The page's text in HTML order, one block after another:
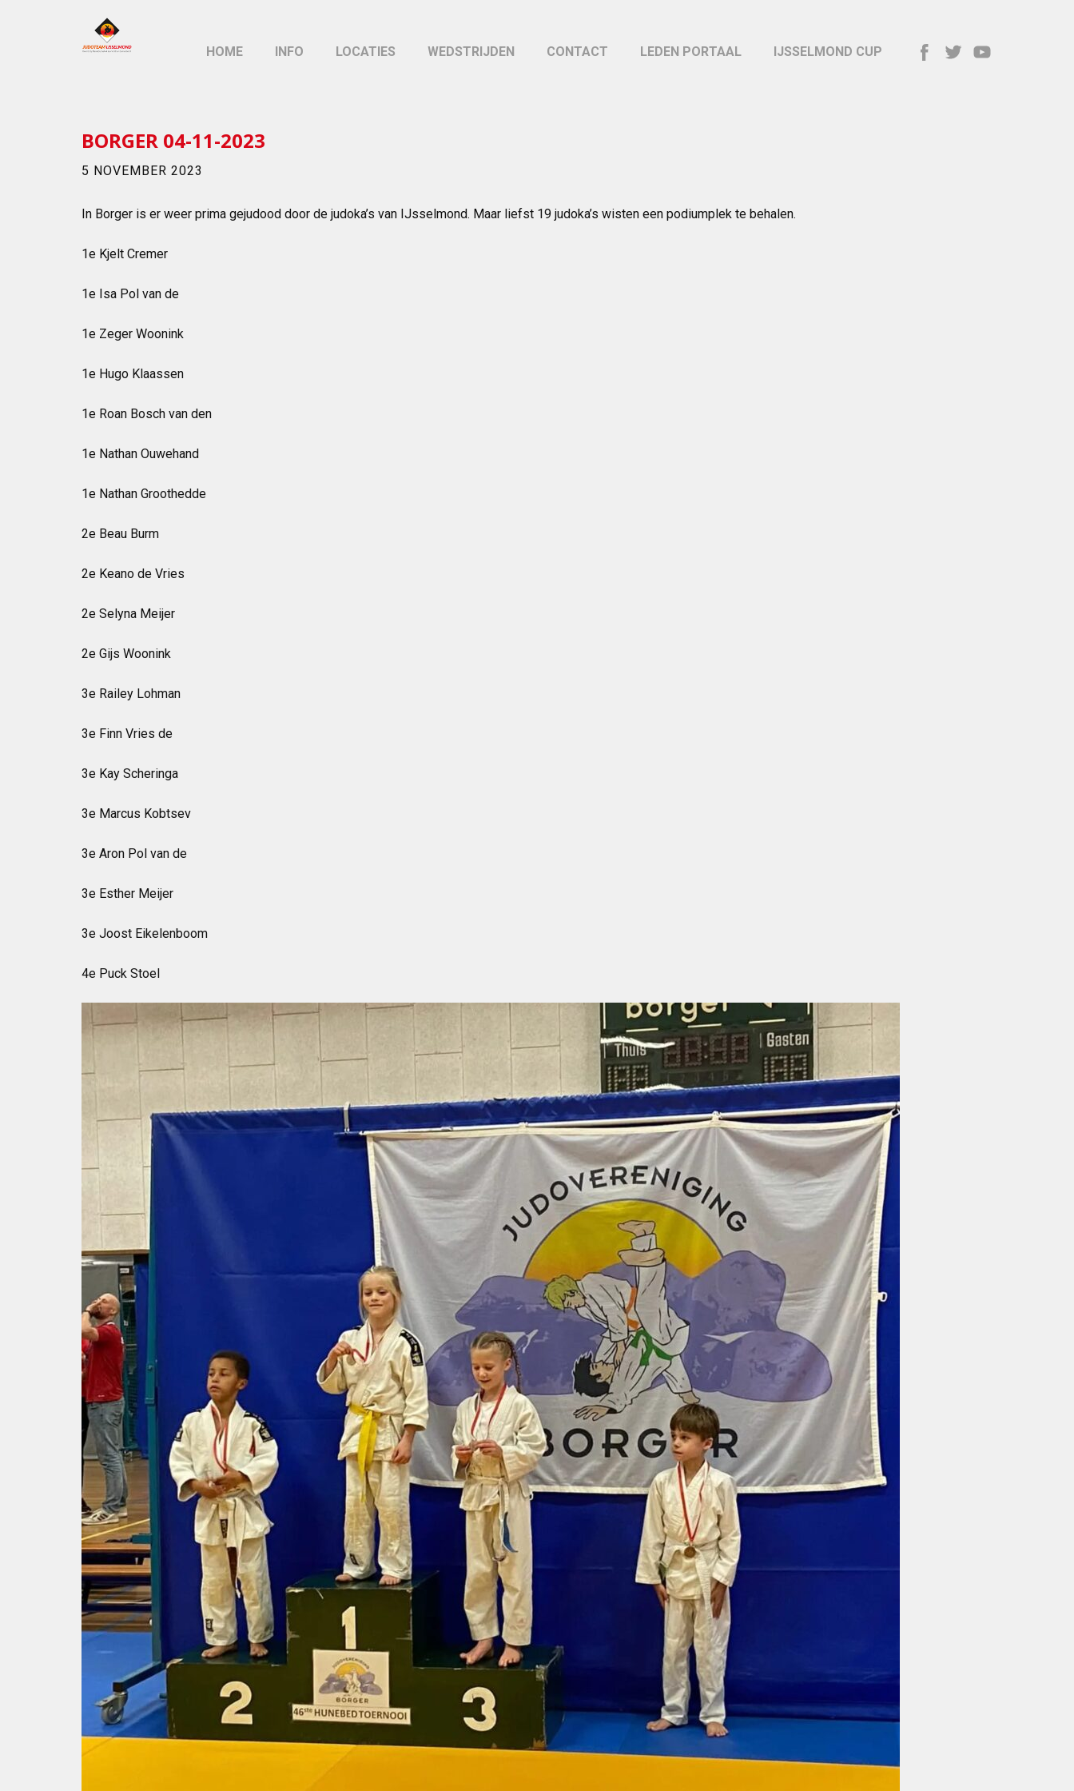
HOME INFO LOCATIES WEDSTRIJDEN CONTACT LEDEN PORTAAL IJSSELMOND CUP
BORGER 04-11-2023
5 NOVEMBER 2023
In Borger is er weer prima gejudood door de judoka’s van IJsselmond. Maar liefst 19 judoka’s wisten een podiumplek te behalen.
1e Kjelt Cremer
1e Isa Pol van de
1e Zeger Woonink
1e Hugo Klaassen
1e Roan Bosch van den
1e Nathan Ouwehand
1e Nathan Groothedde
2e Beau Burm
2e Keano de Vries
2e Selyna Meijer
2e Gijs Woonink
3e Railey Lohman
3e Finn Vries de
3e Kay Scheringa
3e Marcus Kobtsev
3e Aron Pol van de
3e Esther Meijer
3e Joost Eikelenboom
4e Puck Stoel